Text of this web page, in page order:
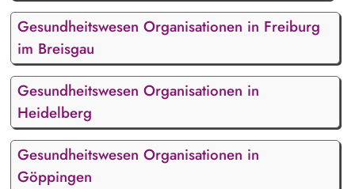
Gesundheitswesen Organisationen in Freiburg
im Breisgau
Gesundheitswesen Organisationen in
Heidelberg
Gesundheitswesen Organisationen in
Göppingen